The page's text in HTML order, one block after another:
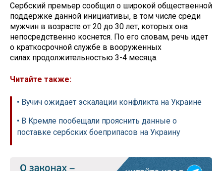
Сербский премьер сообщил о широкой общественной
поддержке данной инициативы, в том числе среди
мужчин в возрасте от 20 до 30 лет, которых она
непосредственно коснется. По его словам, речь идет
о краткосрочной службе в вооруженных
силах продолжительностью 3-4 месяца.
Читайте также:
• Вучич ожидает эскалации конфликта на Украине
• В Кремле пообещали прояснить данные о
поставке сербских боеприпасов на Украину